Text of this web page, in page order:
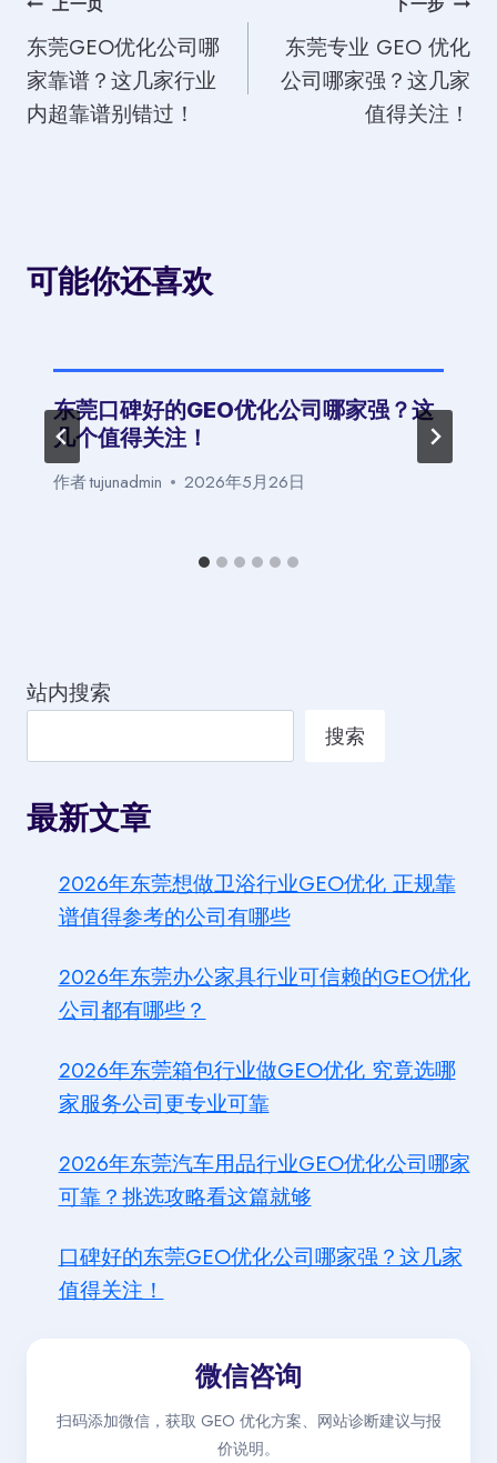
文
章
导
东莞GEO优化公司哪
家靠谱？这几家行业
内超靠谱别错过！
东莞专业 GEO 优化
公司哪家强？这几家
值得关注！
可能你还喜欢
东莞口碑好的GEO优化公司哪家强？这
几个值得关注！
作者tujunadmin 2026年5月26日
站内搜索
搜索
最新文章
2026年东莞想做卫浴行业GEO优化 正规靠
谱值得参考的公司有哪些
2026年东莞办公家具行业可信赖的GEO优化
公司都有哪些？
2026年东莞箱包行业做GEO优化 究竟选哪
家服务公司更专业可靠
2026年东莞汽车用品行业GEO优化公司哪家
可靠？挑选攻略看这篇就够
口碑好的东莞GEO优化公司哪家强？这几家
值得关注！
微信咨询
扫码添加微信，获取 GEO 优化方案、网站诊断建议与报
价说明。